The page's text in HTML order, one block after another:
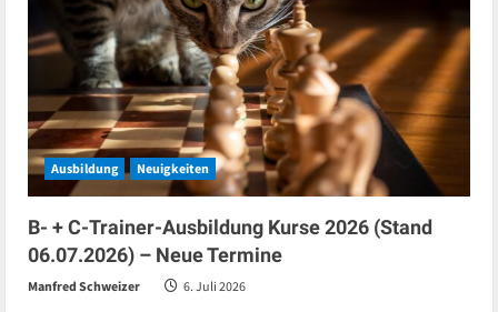
Ausbildung Neuigkeiten
B- + C-Trainer-Ausbildung Kurse 2026 (Stand
06.07.2026) – Neue Termine
Manfred Schweizer 6. Juli 2026